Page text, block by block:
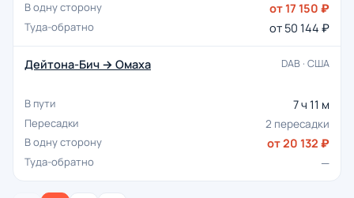
от 17 150 ₽
от 50 144 ₽
Дейтона-Бич → Омаха DAB · США
7 ч 11 м
2 пересадки
от 20 132 ₽
—